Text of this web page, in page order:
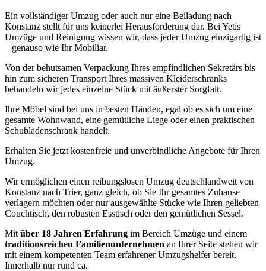
Ein vollständiger Umzug oder auch nur eine Beiladung nach
Konstanz stellt für uns keinerlei Herausforderung dar. Bei Yetis
Umzüge und Reinigung wissen wir, dass jeder Umzug einzigartig ist
– genauso wie Ihr Mobiliar.
Von der behutsamen Verpackung Ihres empfindlichen Sekretärs bis
hin zum sicheren Transport Ihres massiven Kleiderschranks
behandeln wir jedes einzelne Stück mit äußerster Sorgfalt.
Ihre Möbel sind bei uns in besten Händen, egal ob es sich um eine
gesamte Wohnwand, eine gemütliche Liege oder einen praktischen
Schubladenschrank handelt.
Erhalten Sie jetzt kostenfreie und unverbindliche Angebote für Ihren
Umzug.
Wir ermöglichen einen reibungslosen Umzug deutschlandweit von
Konstanz nach Trier, ganz gleich, ob Sie Ihr gesamtes Zuhause
verlagern möchten oder nur ausgewählte Stücke wie Ihren geliebten
Couchtisch, den robusten Esstisch oder den gemütlichen Sessel.
Mit über 18 Jahren Erfahrung im Bereich Umzüge und einem
traditionsreichen Familienunternehmen an Ihrer Seite stehen wir
mit einem kompetenten Team erfahrener Umzugshelfer bereit.
Innerhalb nur rund ca.